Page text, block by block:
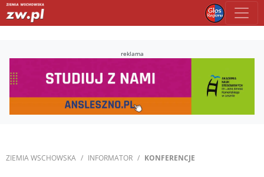
reklama
ZIEMIA WSCHOWSKA INFORMATOR KONFERENCJE